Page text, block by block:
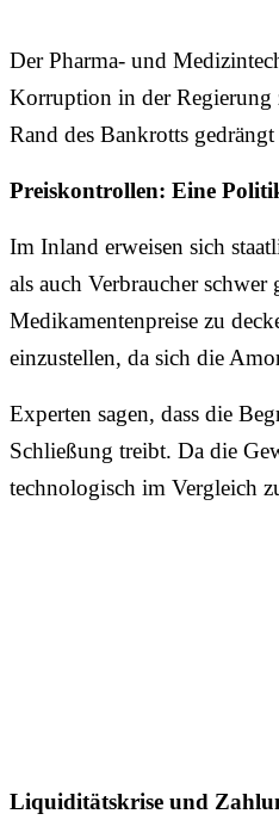
Der Pharma- und
Korruption in der Regierung
Rand des Bankrotts
Preiskontrollen: Eine
Im Inland erweisen sich
als auch Verbraucher
Medikamentenpreise zu
einzustellen, da sich die
Experten sagen, dass die
Schließung treibt. Da die
technologisch im Vergleich
Liquiditätskrise und